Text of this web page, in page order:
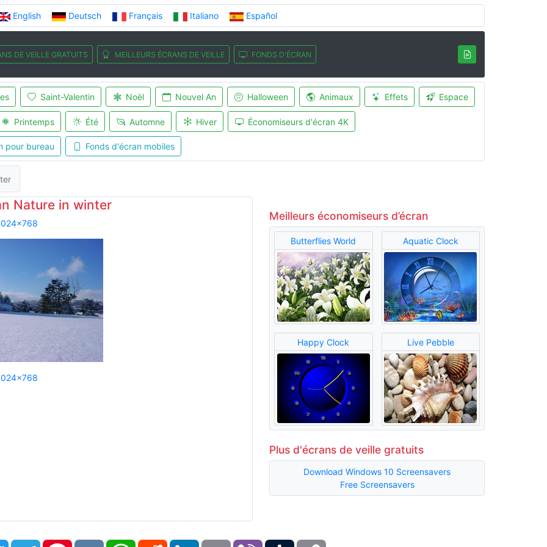
English Deutsch Français Italiano Español
DE VEILLE GRATUITS MEILLEURS ÉCRANS DE VEILLE FONDS D'ÉCRAN
Saint-Valentin Noël Nouvel An Halloween Animaux Effets Espace
Printemps Été Automne Hiver Économiseurs d'écran 4K
pour bureau Fonds d'écran mobiles
Nature in winter
Meilleurs économiseurs d’écran
Butterflies World Aquatic Clock
Happy Clock Live Pebble
Plus d'écrans de veille gratuits
Download Windows 10 Screensavers
Free Screensavers